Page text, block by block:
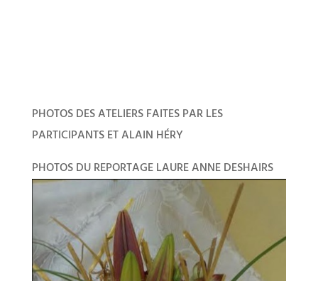
PHOTOS DES ATELIERS FAITES PAR LES
PARTICIPANTS ET ALAIN HÉRY
PHOTOS DU REPORTAGE LAURE ANNE DESHAIRS